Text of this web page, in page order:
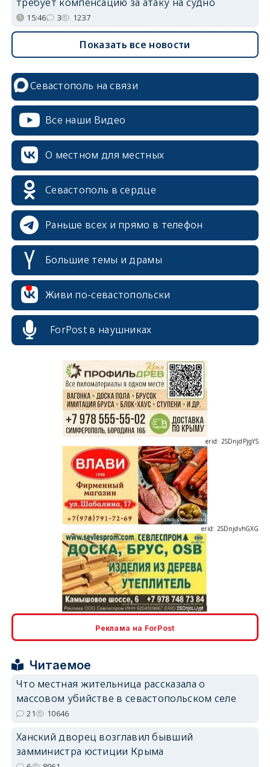
15:46 3 1237
Показать все новости
Севастополь на связи
Все наши Видео
О местном для местных
Севастополь в сердце
Раньше всех и прямо в телефон
Большие темы и драмы
Живи по-севастопольски
ForPost в наушниках
erid: 2SDnjcrDNw6
erid: 2SDnjdPjgYS
erid: 2SDnjdvhGXG
Реклама на ForPost
Читаемое
Что местная жительница рассказала о
массовом убийстве в севастопольском селе
21 10646
Ханский дворец возглавил бывший
замминистра юстиции Крыма